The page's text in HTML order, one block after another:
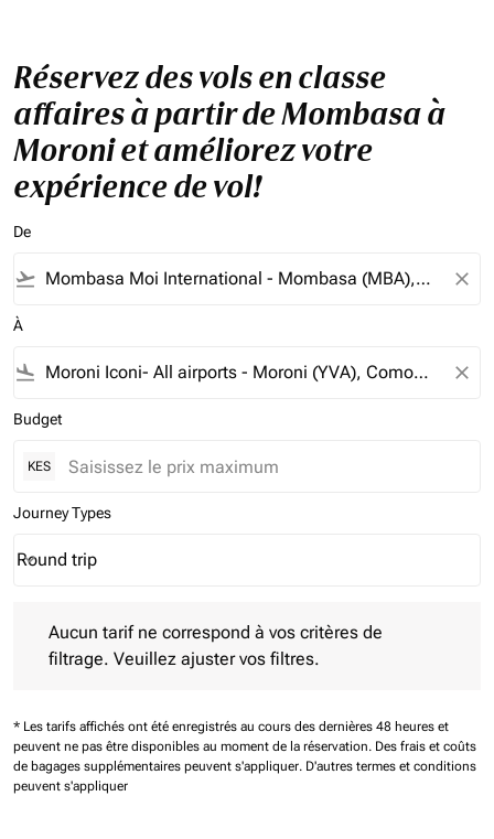
Réservez des vols en classe
affaires à partir de Mombasa à
Moroni et améliorez votre
expérience de vol!
De
flight_takeoff close
À
flight_land close
Budget
KES
Journey Types
Journey Types option Round trip Selected
Round trip
keyboard_arrow_down
Aucun tarif ne correspond à vos critères de
filtrage. Veuillez ajuster vos filtres.
* Les tarifs affichés ont été enregistrés au cours des dernières 48 heures et
peuvent ne pas être disponibles au moment de la réservation. Des frais et coûts
de bagages supplémentaires peuvent s'appliquer. D'autres termes et conditions
peuvent s'appliquer